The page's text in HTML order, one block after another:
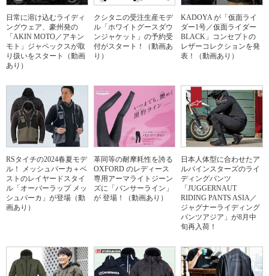
日常に溶け込むライディ
ングウェア、豪州発の
「AKIN MOTO／アキン
モト」ジャペックスが取
り扱いをスタート（動画
あり）
クシタニの受注生産モデ
ル「ホワイトグースダウ
ンジャケット」の予約受
付がスタート！（動画あ
り）
KADOYA が「仮面ライ
ダー1号／仮面ライダー
BLACK」コンセプトの
レザーコレクションを発
表！（動画あり）
RSタイチの2024春夏モデ
ル！ メッシュパーカ＋ベ
ストのレイヤードスタイ
ル「オーバーラップ メッ
シュパーカ」が登場（動
画あり）
革同等の耐摩耗性を誇る
OXFORD のレディース
専用アーマライトジーン
ズに「パンサーライン」
が 登場！（動画あり）
日本人体型に合わせたア
ルパインスターズのライ
ディングパンツ
「JUGGERNAUT
RIDING PANTS ASIA／
ジャグナーライディング
パンツアジア」が8月中
旬再入荷！